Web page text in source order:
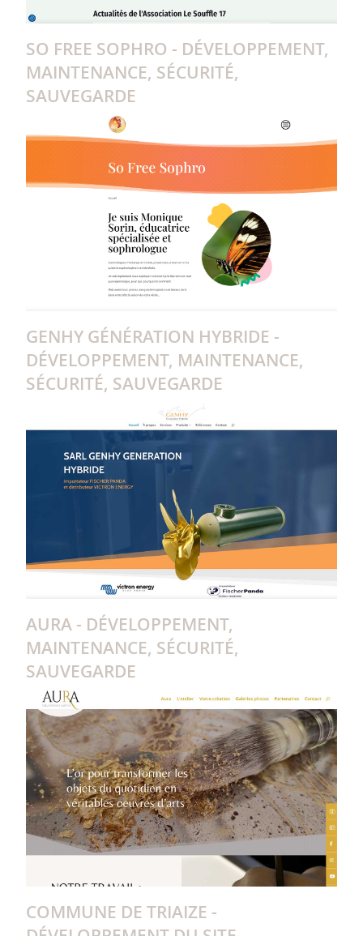
SO FREE SOPHRO - DÉVELOPPEMENT,
MAINTENANCE, SÉCURITÉ,
SAUVEGARDE
GENHY GÉNÉRATION HYBRIDE -
DÉVELOPPEMENT, MAINTENANCE,
SÉCURITÉ, SAUVEGARDE
AURA - DÉVELOPPEMENT,
MAINTENANCE, SÉCURITÉ,
SAUVEGARDE
COMMUNE DE TRIAIZE -